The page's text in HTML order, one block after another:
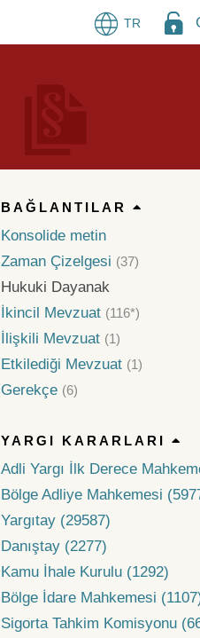
TR
BAĞLANTILAR
Konsolide metin
Zaman Çizelgesi (37)
Hukuki Dayanak
İkincil Mevzuat (116*)
İlişkili Mevzuat (1)
Etkilediği Mevzuat (1)
Gerekçe (6)
YARGI KARARLARI
Adli Yargı İlk Derece
Bölge Adliye Mahkemesi
Yargıtay (29587)
Danıştay (2277)
Kamu İhale Kurulu (1292)
Bölge İdare Mahkemesi
Sigorta Tahkim Komisyonu